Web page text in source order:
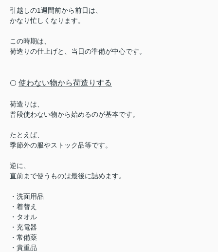
引越しの1週間前から前日は、
かなり忙しくなります。
この時期は、
荷造りの仕上げと、当日の準備が中心です。
⚪️ 使わない物から荷造りする
荷造りは、
普段使わない物から始めるのが基本です。
たとえば、
季節外の服やストック品等です。
逆に、
直前まで使うものは最後に詰めます。
・洗面用品
・着替え
・タオル
・充電器
・常備薬
・貴重品